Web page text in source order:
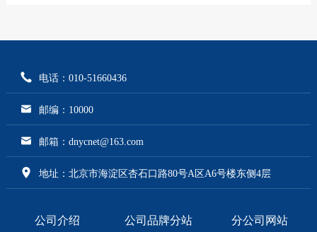
电话：010-51660436
邮编：10000
邮箱：dnycnet@163.com
地址：北京市海淀区杏石口路80号A区A6号楼东侧4层
公司介绍 公司品牌分站 分公司网站